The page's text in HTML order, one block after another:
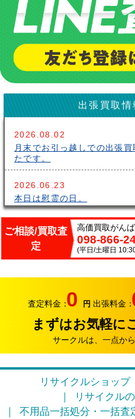
出張買取
2026.08.02
月末でお引っ越しでの出張
たです。
2026.06.23
本日は慰霊の日。
2026.06.14
こんにちはサークルです。
出張買取頑張ってます。
2026.06.07
り強化中です。
2026.05.17
おはようございます。リサ
2026.04.12
お久しぶりです。リサイク
ご相談/買取査
定
高価買取がんば
098-866-
(平日/土曜日
査定料金：0 円 出張料金
まずはお気軽に
サークルは、一点か
リサイクルショッ
リサイクル
不用品一括処分・一括査